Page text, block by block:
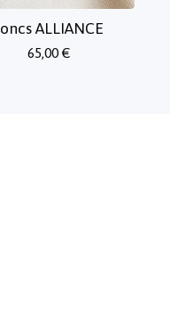
ALLIANCE
65,00 €